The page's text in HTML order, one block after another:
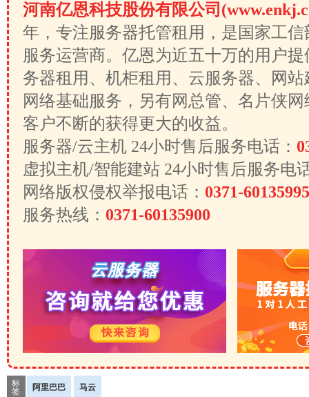
河南亿恩科技股份有限公司
年，专注服务器托管租用，是国家工
服务运营商。亿恩为近五十万的用户
务器租用、机柜租用、云服务器、网
网络基础服务，另有网总管、名片侠
客户不断的获得更大的收益。
服务器/云主机 24小时售后服务电话：
虚拟主机/智能建站 24小时售后服务电
网络版权侵权举报电话： 0371-60135995
服务热线： 0371-60135900
标
签
阿里巴巴 马云